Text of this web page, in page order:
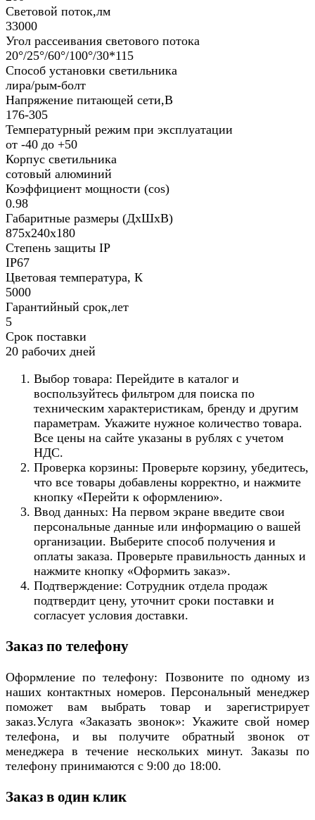
Световой поток,лм
33000
Угол рассеивания светового потока
20°/25°/60°/100°/30*115
Способ установки светильника
лира/рым-болт
Напряжение питающей сети,В
176-305
Температурный режим при эксплуатации
от -40 до +50
Корпус светильника
сотовый алюминий
Коэффициент мощности (cos)
0.98
Габаритные размеры (ДхШхВ)
875x240х180
Степень защиты IP
IP67
Цветовая температура, К
5000
Гарантийный срок,лет
5
Срок поставки
20 рабочих дней
Выбор товара: Перейдите в каталог и
воспользуйтесь фильтром для поиска по
техническим характеристикам, бренду и другим
параметрам. Укажите нужное количество товара.
Все цены на сайте указаны в рублях с учетом
НДС.
Проверка корзины: Проверьте корзину, убедитесь,
что все товары добавлены корректно, и нажмите
кнопку «Перейти к оформлению».
Ввод данных: На первом экране введите свои
персональные данные или информацию о вашей
организации. Выберите способ получения и
оплаты заказа. Проверьте правильность данных и
нажмите кнопку «Оформить заказ».
Подтверждение: Сотрудник отдела продаж
подтвердит цену, уточнит сроки поставки и
согласует условия доставки.
Заказ по телефону
Оформление по телефону: Позвоните по одному из
наших контактных номеров. Персональный менеджер
поможет вам выбрать товар и зарегистрирует
заказ.Услуга «Заказать звонок»: Укажите свой номер
телефона, и вы получите обратный звонок от
менеджера в течение нескольких минут. Заказы по
телефону принимаются с 9:00 до 18:00.
Заказ в один клик